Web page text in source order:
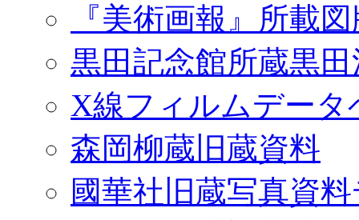
『美術画報』所載
黒田記念館所蔵黒
X線フィルムデータ
森岡柳蔵旧蔵資料
國華社旧蔵写真資